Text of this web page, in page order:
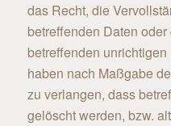
das Recht, die
betreffenden Daten
betreffenden
haben nach Maßgabe
zu verlangen, dass
gelöscht werden, bzw.